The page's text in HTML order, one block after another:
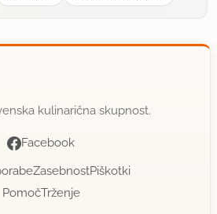
kulinarična skupnost.
Facebook
ZasebnostPiškotki
PomočTrženje